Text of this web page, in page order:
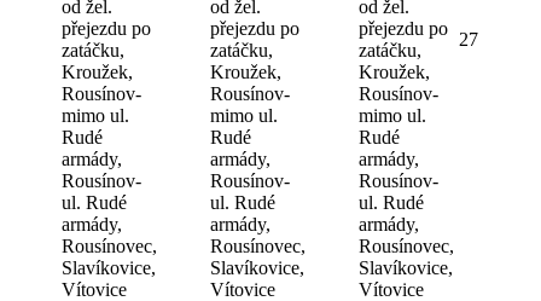
od žel.
přejezdu po
zatáčku,
Kroužek,
Rousínov-
mimo ul.
Rudé
armády,
Rousínov-
ul. Rudé
armády,
Rousínovec,
Slavíkovice,
Vítovice
od žel.
přejezdu po
zatáčku,
Kroužek,
Rousínov-
mimo ul.
Rudé
armády,
Rousínov-
ul. Rudé
armády,
Rousínovec,
Slavíkovice,
Vítovice
od žel.
přejezdu po
zatáčku,
Kroužek,
Rousínov-
mimo ul.
Rudé
armády,
Rousínov-
ul. Rudé
armády,
Rousínovec,
Slavíkovice,
Vítovice
27